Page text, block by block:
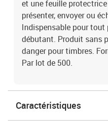
et une feuille
présenter, envoyer ou
Indispensable pour
débutant. Produit sans
danger pour timbres.
Par lot de 500.
Caractéristiques